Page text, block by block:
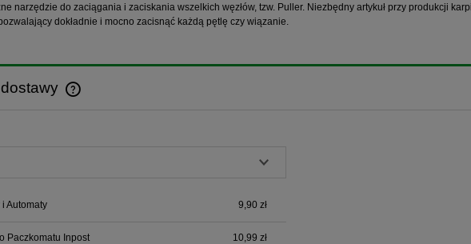
narzędzie do zaciągania i zaciskania wszelkich węzłów, tzw. Puller. Niezbędny artykuł przy produkcji
dokładnie i mocno zacisnąć każdą pętlę czy wiązanie.
Automaty 9,90 zł
Paczkomatu Inpost 10,99 zł